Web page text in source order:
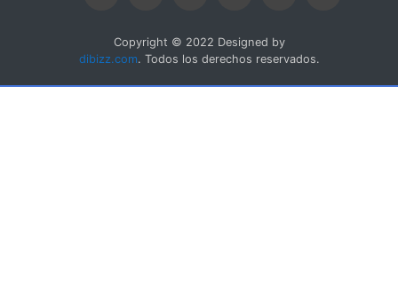
Copyright © 2022 Designed by
dibizz.com. Todos los derechos reservados.